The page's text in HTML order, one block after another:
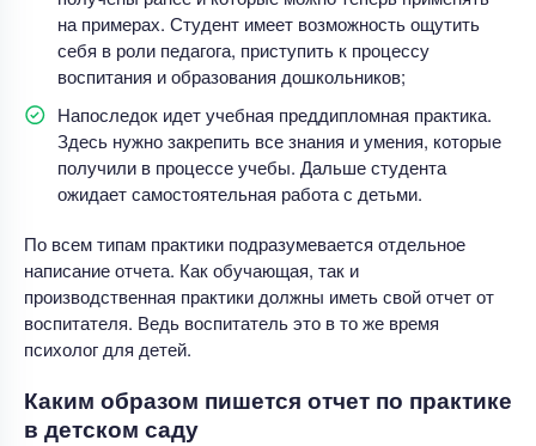
на примерах. Студент имеет возможность ощутить
себя в роли педагога, приступить к процессу
воспитания и образования дошкольников;
Напоследок идет учебная преддипломная практика.
Здесь нужно закрепить все знания и умения, которые
получили в процессе учебы. Дальше студента
ожидает самостоятельная работа с детьми.
По всем типам практики подразумевается отдельное
написание отчета. Как обучающая, так и
производственная практики должны иметь свой отчет от
воспитателя. Ведь воспитатель это в то же время
психолог для детей.
Каким образом пишется отчет по практике
в детском саду